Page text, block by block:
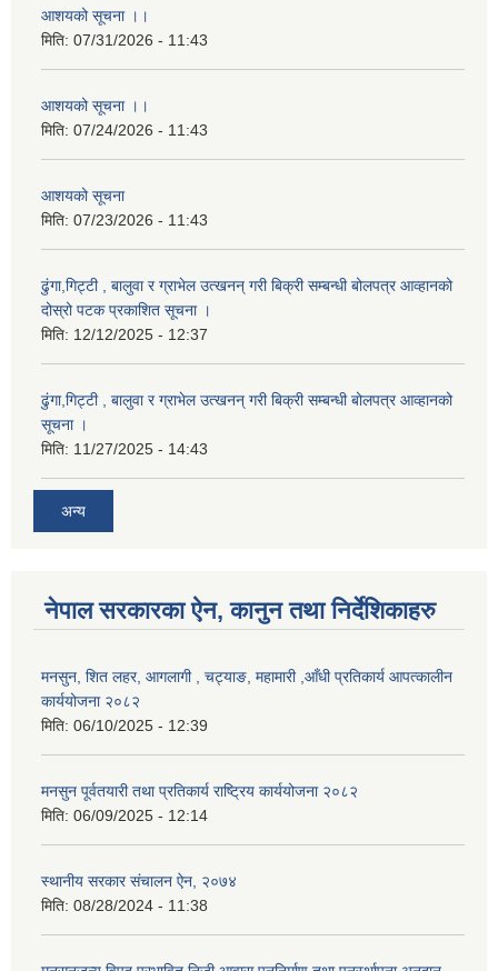
आशयको सूचना ।।
मिति: 07/31/2026 - 11:43
आशयको सूचना ।।
मिति: 07/24/2026 - 11:43
आशयको सूचना
मिति: 07/23/2026 - 11:43
ढुंगा,गिट्टी , बालुवा र ग्राभेल उत्खनन् गरी बिक्री सम्बन्धी बोलपत्र आव्हानको
दोस्रो पटक प्रकाशित सूचना ।
मिति: 12/12/2025 - 12:37
ढुंगा,गिट्टी , बालुवा र ग्राभेल उत्खनन् गरी बिक्री सम्बन्धी बोलपत्र आव्हानको
सूचना ।
मिति: 11/27/2025 - 14:43
अन्य
नेपाल सरकारका ऐन, कानुन तथा निर्देशिकाहरु
मनसुन, शित लहर, आगलागी , चट्याङ, महामारी ,आँधी प्रतिकार्य आपत्कालीन
कार्ययोजना २०८२
मिति: 06/10/2025 - 12:39
मनसुन पूर्वतयारी तथा प्रतिकार्य राष्ट्रिय कार्ययोजना २०८२
मिति: 06/09/2025 - 12:14
स्थानीय सरकार संचालन ऐन, २०७४
मिति: 08/28/2024 - 11:38